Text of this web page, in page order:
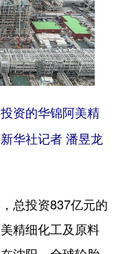
资的华锦阿美精
华社记者 潘昱龙
总投资837亿元的
精细化工及原料